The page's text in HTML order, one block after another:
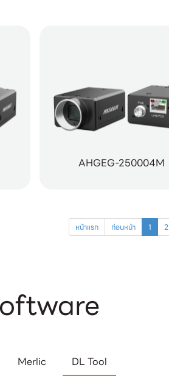
AHGEG-250004M
หน้าแรก ก่อนหน้า 1 2
Merlic DL Tool